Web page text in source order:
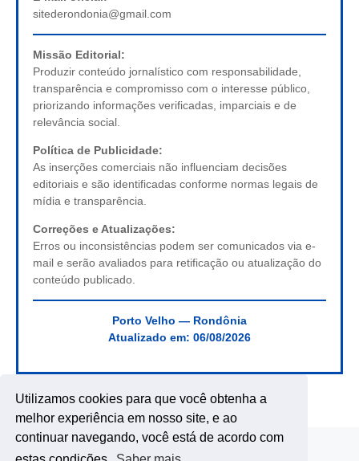
Utilizamos cookies para que você obtenha a
melhor experiência em nosso site, e ao
continuar navegando, você está de acordo com
sitederondonia@gmail.com
Missão Editorial:
Produzir conteúdo jornalístico com responsabilidade,
transparência e compromisso com o interesse público,
priorizando informações verificadas, imparciais e de
relevância social.
Política de Publicidade:
As inserções comerciais não influenciam decisões
editoriais e são identificadas conforme normas legais de
mídia e transparência.
Correções e Atualizações:
Erros ou inconsistências podem ser comunicados via e-
mail e serão avaliados para retificação ou atualização do
conteúdo publicado.
Porto Velho — Rondônia
Atualizado em: 06/08/2026